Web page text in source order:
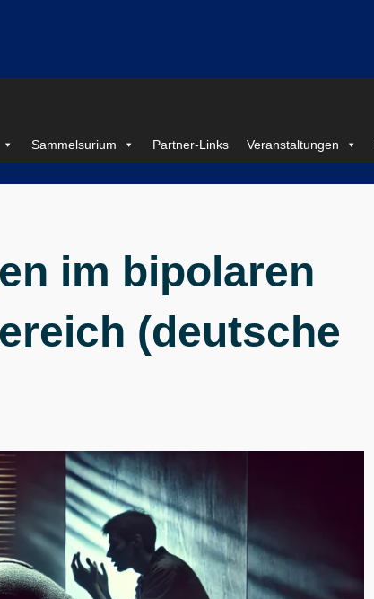
Sammelsurium Partner-Links Veranstaltungen
im bipolaren
(deutsche